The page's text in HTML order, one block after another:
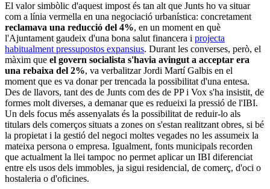
El valor simbòlic d'aquest impost és tan alt que Junts ho va situar
com a línia vermella en una negociació urbanística: concretament
reclamava una reducció del 4%, en un moment en què
l'Ajuntament gaudeix d'una bona salut financera i projecta
habitualment pressupostos expansius. Durant les converses, però, el
màxim que el govern socialista s'havia avingut a acceptar era
una rebaixa del 2%, va verbalitzar Jordi Martí Galbis en el
moment que es va donar per trencada la possibilitat d'una entesa.
Des de llavors, tant des de Junts com des de PP i Vox s'ha insistit, de
formes molt diverses, a demanar que es redueixi la pressió de l'IBI.
Un dels focus més assenyalats és la possibilitat de reduir-lo als
titulars dels comerços situats a zones on s'estan realitzant obres, si bé
la propietat i la gestió del negoci moltes vegades no les assumeix la
mateixa persona o empresa. Igualment, fonts municipals recorden
que actualment la llei tampoc no permet aplicar un IBI diferenciat
entre els usos dels immobles, ja sigui residencial, de comerç, d'oci o
hostaleria o d'oficines.